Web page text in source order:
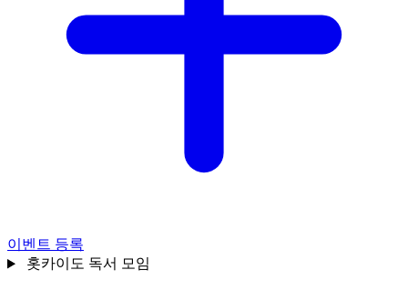
이벤트 등록
홋카이도 독서 모임